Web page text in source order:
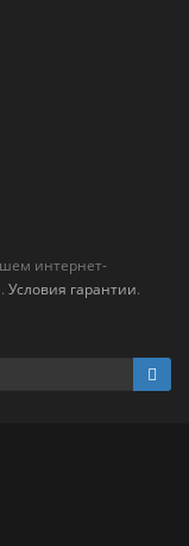
интернет-
Условия гарантии.